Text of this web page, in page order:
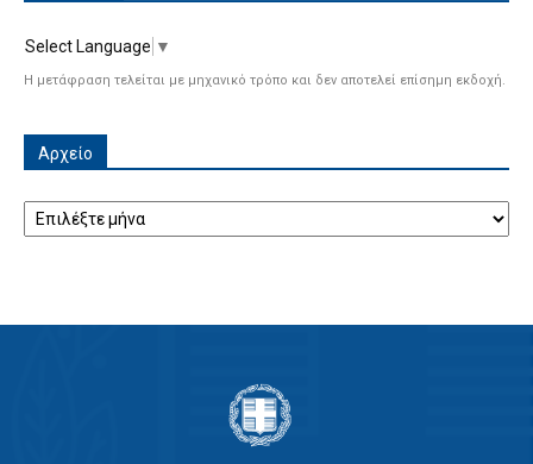
Select Language ▼
Η μετάφραση τελείται με μηχανικό τρόπο και δεν αποτελεί επίσημη εκδοχή.
Αρχείο
Αρχείο